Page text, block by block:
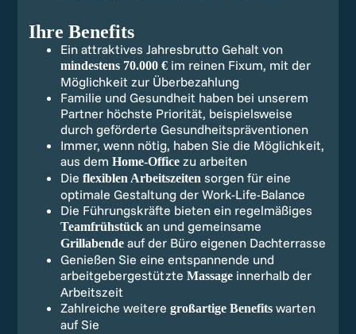
Ihre Benefits
Ein attraktives Jahresbrutto Gehalt von
mindestens 70.000 €im reinen Fixum, mit der
Möglichkeit zur Überbezahlung
Familie und Gesundheit haben bei unserem
Partner höchste Priorität, beispielsweise
durch geförderte Gesundheitspräventionen
Immer, wenn nötig, haben Sie die Möglichkeit,
aus dem Home-Officezu arbeiten
Die flexiblen Arbeitszeitensorgen für eine
optimale Gestaltung der Work-Life-Balance
Die Führungskräfte bieten ein regelmäßiges
Teamfrühstück an und gemeinsame
Grillabende auf der Büro eigenen Dachterrasse
Genießen Sie eine entspannende und
arbeitgebergestützte Massage innerhalb der
Arbeitszeit
Zahlreiche weitere großartige Benefitswarten
auf Sie